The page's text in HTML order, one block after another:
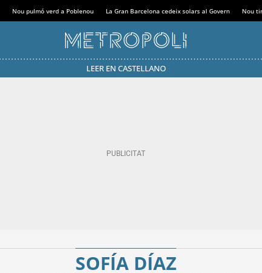
Nou pulmó verd a Poblenou La Gran Barcelona cedeix solars al Govern Nou
LEER EN CASTELLANO
SOFÍA DÍAZ